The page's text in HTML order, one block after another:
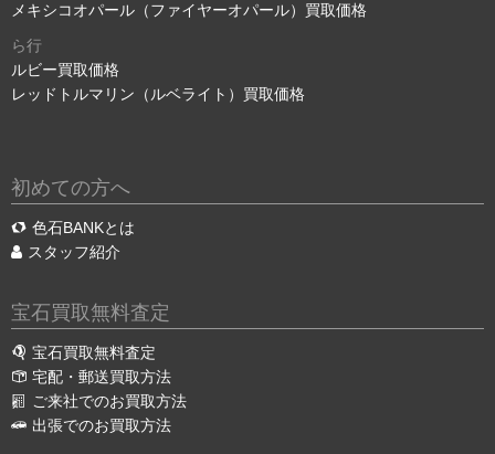
メキシコオパール（ファイヤーオパール）買取価格
ら行
ルビー買取価格
レッドトルマリン（ルベライト）買取価格
初めての方へ
色石BANKとは
スタッフ紹介
宝石買取無料査定
宝石買取無料査定
宅配・郵送買取方法
ご来社でのお買取方法
出張でのお買取方法